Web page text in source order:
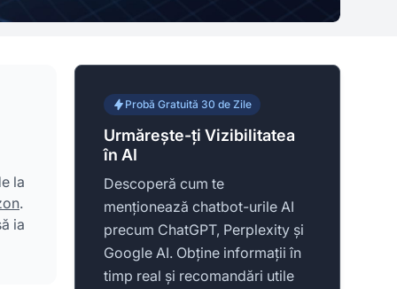
la
.
ia
Probă Gratuită 30 de Zile
Urmărește-ți Vizibilitatea
în AI
Descoperă cum te
menționează chatbot-urile AI
precum ChatGPT, Perplexity și
Google AI. Obține informații în
timp real și recomandări utile